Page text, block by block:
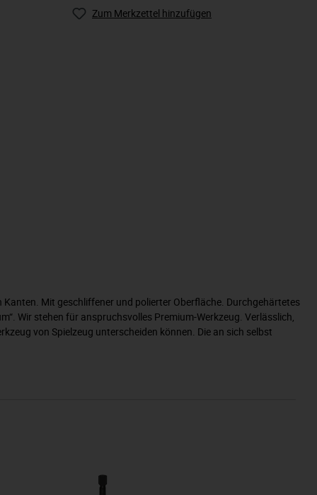
Zum Merkzettel hinzufügen
Mit geschliffener und polierter Oberfläche. Durchgehärtetes
Wir stehen für anspruchsvolles Premium-Werkzeug. Verlässlich,
von Spielzeug unterscheiden können. Die an sich selbst